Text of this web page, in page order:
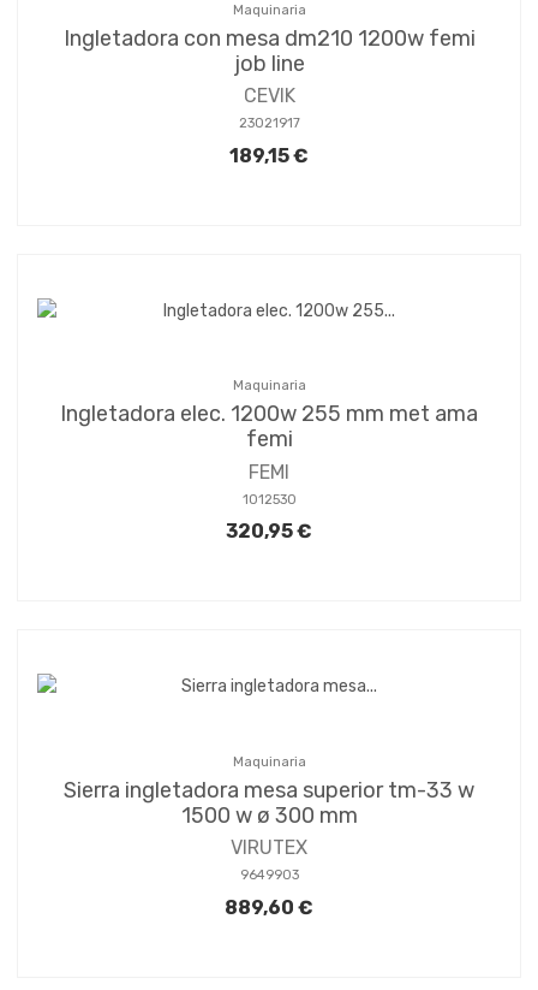
Maquinaria
Ingletadora con mesa dm210 1200w femi
job line
CEVIK
23021917
189,15 €
Maquinaria
Ingletadora elec. 1200w 255 mm met ama
femi
FEMI
1012530
320,95 €
Maquinaria
Sierra ingletadora mesa superior tm-33 w
1500 w ø 300 mm
VIRUTEX
9649903
889,60 €